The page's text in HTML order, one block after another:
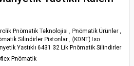
Pnömatik Teknolojisi , Pnömatik Ürünler ,
Silindirler Pistonlar ,(KDNT) Iso
Yastıklı 6431 32 Lik Pnömatik Silindirler
Pnömatik